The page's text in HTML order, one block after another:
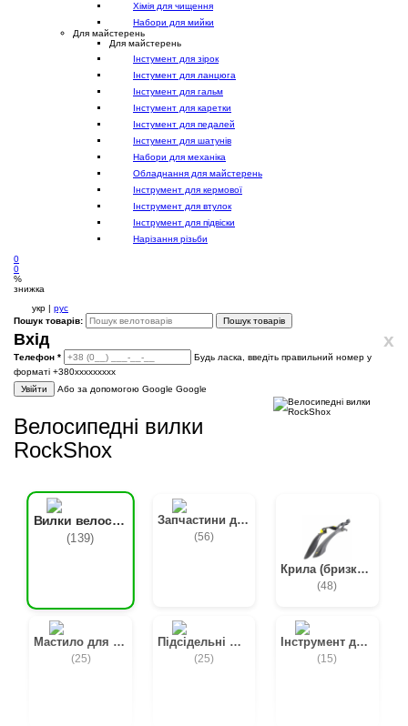
Хімія для чищення
Набори для мийки
Для майстерень
Для майстерень
Інстумент для зірок
Інстумент для ланцюга
Інстумент для гальм
Інстумент для каретки
Інстумент для педалей
Інстумент для шатунів
Набори для механіка
Обладнання для майстерень
Інструмент для кермової
Інструмент для втулок
Інструмент для підвіски
Нарізання різьби
0
0
%
знижка
укр | рус
Пошук товарів:
Пошук товарів
x
Вхід
Телефон *
Будь ласка, введіть правильний номер у
форматі +380ххххххххх
Увійти
Або за допомогою Google Google
Велосипедні вилки
RockShox
Вилки велосипедні
(139)
Запчастини для вилок
(56)
Крила (бризковики) для велосипедів
(48)
Мастило для вилок
(25)
Підсідельні штирі
(25)
Інструмент для підвіски
(15)